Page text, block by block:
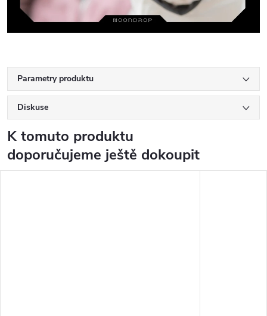
Parametry produktu
Diskuse
K tomuto produktu
doporučujeme ještě dokoupit